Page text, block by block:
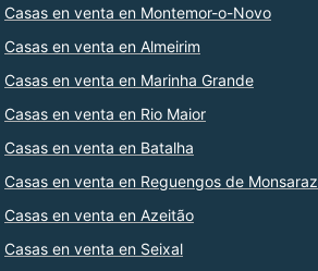
Casas en venta en Montemor-o-Novo
Casas en venta en Almeirim
Casas en venta en Marinha Grande
Casas en venta en Rio Maior
Casas en venta en Batalha
Casas en venta en Reguengos de Monsaraz
Casas en venta en Azeitão
Casas en venta en Seixal